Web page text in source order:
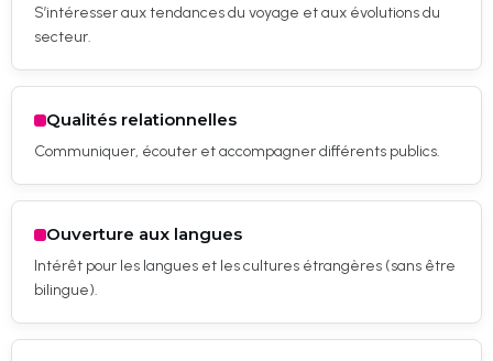
S’intéresser aux tendances du voyage et aux évolutions du
secteur.
Qualités relationnelles
Communiquer, écouter et accompagner différents publics.
Ouverture aux langues
Intérêt pour les langues et les cultures étrangères (sans être
bilingue).